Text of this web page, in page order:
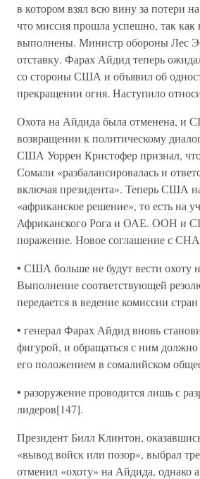
в котором взял всю вину за потери
что миссия прошла успешно, так как
выполнены. Министр обороны Лес
отставку. Фарах Айдид теперь
со стороны США и объявил об
прекращении огня. Наступило
Охота на Айдида была отменена, и
возвращении к политическому
США Уоррен Кристофер признал,
Сомали «разбалансировалась и
включая президента». Теперь США
«африканское решение», то есть на
Африканского Рога и ОАЕ. ООН и
поражение. Новое соглашение с СНА
• США больше не будут вести охоту
Выполнение соответствующей
передается в ведение комиссии
• генерал Фарах Айдид вновь
фигурой, и обращаться с ним должно
его положением в сомалийском
• разоружение проводится лишь с
лидеров[147].
Президент Билл Клинтон,
«вывод войск или позор», выбрал
отменил «охоту» на Айдида, однако